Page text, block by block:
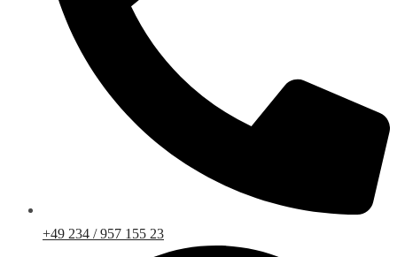
+49 234 / 957 155 23